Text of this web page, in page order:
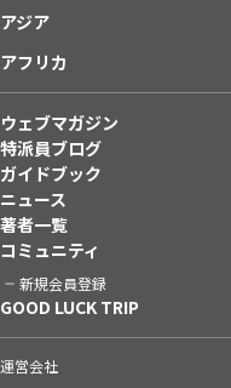
アジア
アフリカ
ウェブマガジン
特派員ブログ
ガイドブック
ニュース
著者一覧
コミュニティ
新規会員登録
GOOD LUCK TRIP
運営会社